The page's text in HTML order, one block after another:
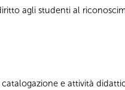
agli studenti al
e attività